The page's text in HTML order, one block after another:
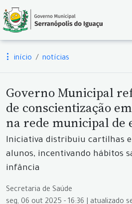
início notícias
Governo Municipal
de conscientização
na rede municipal de
Iniciativa distribuiu cartilhas e
alunos, incentivando hábitos
infância
Secretaria de Saúde
seg, 06 out 2025 - 16:36 | atualizado